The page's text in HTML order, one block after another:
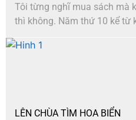
Tôi từng nghĩ mua sách mà
thì không. Năm thứ 10 kể từ
LÊN CHÙA TÌM HOA BIỂN